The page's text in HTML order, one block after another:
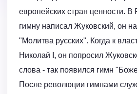
европейских стран ценности. В
гимну написал Жуковский, он
"Молитва русских". Когда к
Николай I, он попросил
слова - так появился гимн
После революции гимнами